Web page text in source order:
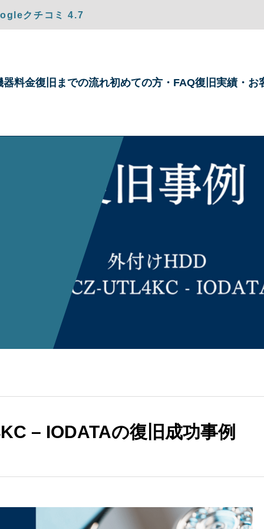
クチコミ 4.7
器料金復旧までの流れ初めての方・ FAQ復旧実績・ お
– IODATAの復旧成功事例